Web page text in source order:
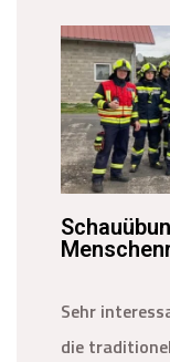
Sehr
die